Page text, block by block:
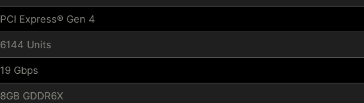
PCI Express® Gen 4
6144 Units
19 Gbps
8GB GDDR6X